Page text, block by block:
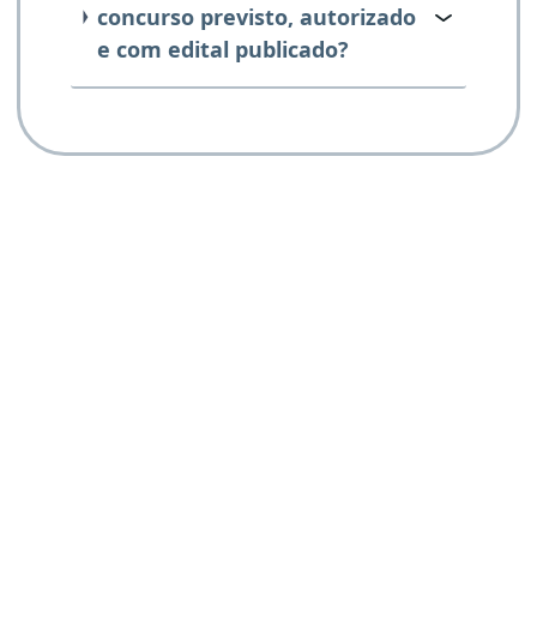
concurso previsto, autorizado
e com edital publicado?